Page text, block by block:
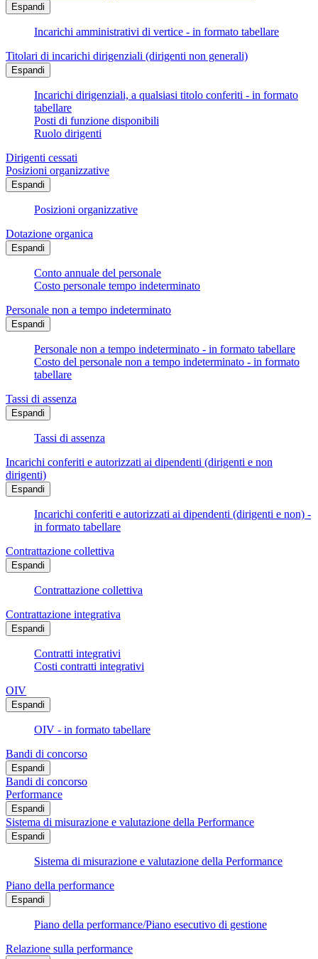
Espandi
Incarichi amministrativi di vertice - in formato tabellare
Titolari di incarichi dirigenziali (dirigenti non generali)
Espandi
Incarichi dirigenziali, a qualsiasi titolo conferiti - in formato
tabellare
Posti di funzione disponibili
Ruolo dirigenti
Dirigenti cessati
Posizioni organizzative
Espandi
Posizioni organizzative
Dotazione organica
Espandi
Conto annuale del personale
Costo personale tempo indeterminato
Personale non a tempo indeterminato
Espandi
Personale non a tempo indeterminato - in formato tabellare
Costo del personale non a tempo indeterminato - in formato
tabellare
Tassi di assenza
Espandi
Tassi di assenza
Incarichi conferiti e autorizzati ai dipendenti (dirigenti e non
dirigenti)
Espandi
Incarichi conferiti e autorizzati ai dipendenti (dirigenti e non) -
in formato tabellare
Contrattazione collettiva
Espandi
Contrattazione collettiva
Contrattazione integrativa
Espandi
Contratti integrativi
Costi contratti integrativi
OIV
Espandi
OIV - in formato tabellare
Bandi di concorso
Espandi
Bandi di concorso
Performance
Espandi
Sistema di misurazione e valutazione della Performance
Espandi
Sistema di misurazione e valutazione della Performance
Piano della performance
Espandi
Piano della performance/Piano esecutivo di gestione
Relazione sulla performance